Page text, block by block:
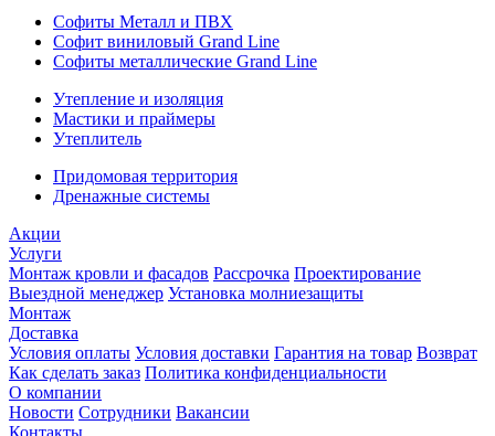
Софиты Металл и ПВХ
Софит виниловый Grand Line
Софиты металлические Grand Line
Утепление и изоляция
Мастики и праймеры
Утеплитель
Придомовая территория
Дренажные системы
Акции
Услуги
Монтаж кровли и фасадов Рассрочка Проектирование
Выездной менеджер Установка молниезащиты
Монтаж
Доставка
Условия оплаты Условия доставки Гарантия на товар Возврат
Как сделать заказ Политика конфиденциальности
О компании
Новости Сотрудники Вакансии
Контакты